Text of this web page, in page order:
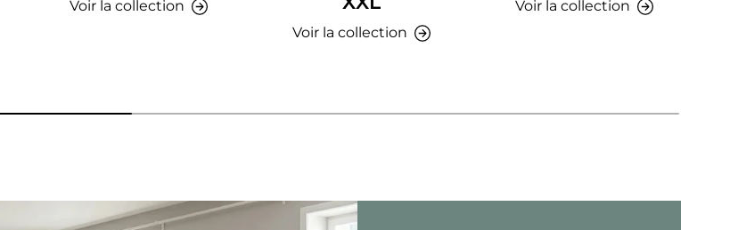
Voir la collection
Voir la collection
Voir la collection